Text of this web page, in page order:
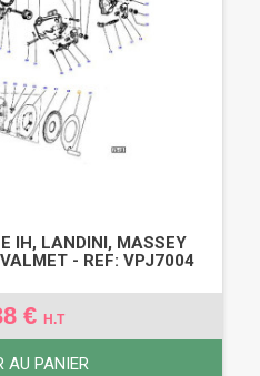
IH, LANDINI, MASSEY
- REF: VPJ7004
€ H.T
AU PANIER